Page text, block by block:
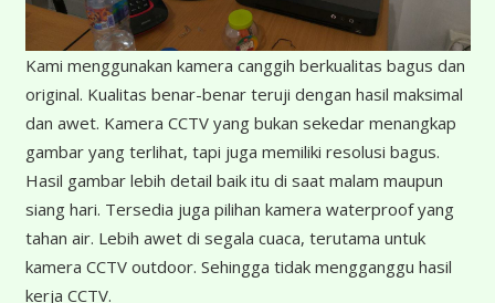
Kami menggunakan kamera canggih berkualitas bagus dan
original. Kualitas benar-benar teruji dengan hasil maksimal
dan awet. Kamera CCTV yang bukan sekedar menangkap
gambar yang terlihat, tapi juga memiliki resolusi bagus.
Hasil gambar lebih detail baik itu di saat malam maupun
siang hari. Tersedia juga pilihan kamera waterproof yang
tahan air. Lebih awet di segala cuaca, terutama untuk
kamera CCTV outdoor. Sehingga tidak mengganggu hasil
kerja CCTV.